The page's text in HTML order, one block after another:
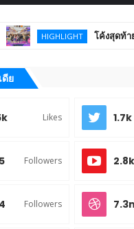
HIGHLIGHT โค้งสุดท้าย!
ดีย
Likes 1.7k
Followers 2.8k
Followers